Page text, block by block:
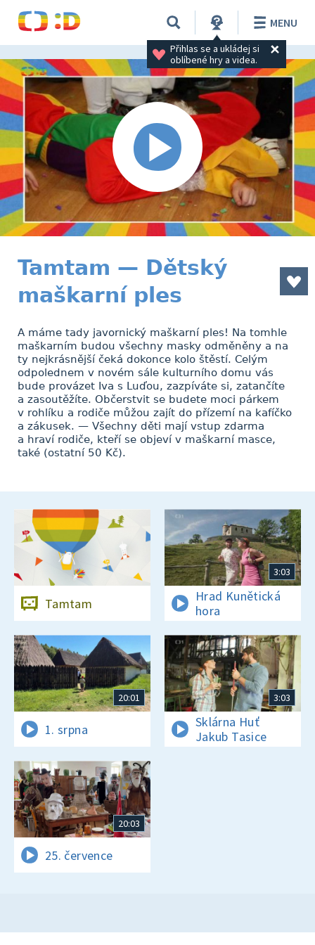
Přihlas se a ukládej si
oblíbené hry a videa.
MENU
Tamtam — Dětský
maškarní ples
A máme tady javornický maškarní ples! Na tomhle
maškarním budou všechny masky odměněny a na
ty nejkrásnější čeká dokonce kolo štěstí. Celým
odpolednem v novém sále kulturního domu vás
bude provázet Iva s Luďou, zazpíváte si, zatančíte
a zasoutěžíte. Občerstvit se budete moci párkem
v rohlíku a rodiče můžou zajít do přízemí na kafíčko
a zákusek. — Všechny děti mají vstup zdarma
a hraví rodiče, kteří se objeví v maškarní masce,
také (ostatní 50 Kč).
Tamtam
3:03
Hrad Kunětická
hora
20:01
1. srpna
3:03
Sklárna Huť
Jakub Tasice
20:03
25. července